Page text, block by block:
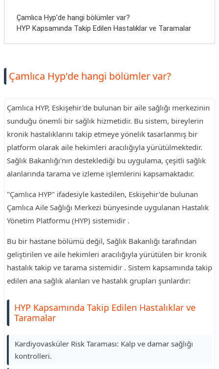
Çamlıca Hyp'de hangi bölümler var?
HYP Kapsamında Takip Edilen Hastalıklar ve Taramalar
Çamlıca Hyp'de hangi bölümler var?
Çamlıca HYP, Eskişehir'de bulunan bir aile sağlığı merkezinin
sunduğu önemli bir sağlık hizmetidir. Bu sistem, bireylerin
kronik hastalıklarını takip etmeye yönelik tasarlanmış bir
platform olarak aile hekimleri aracılığıyla yürütülmektedir.
Sağlık Bakanlığı'nın desteklediği bu uygulama, çeşitli sağlık
alanlarında tarama ve izleme işlemlerini kapsamaktadır.
"Çamlıca HYP" ifadesiyle kastedilen, Eskişehir’de bulunan
Çamlıca Aile Sağlığı Merkezi bünyesinde uygulanan Hastalık
Yönetim Platformu (HYP) sistemidir .
Bu bir hastane bölümü değil, Sağlık Bakanlığı tarafından
geliştirilen ve aile hekimleri aracılığıyla yürütülen bir kronik
hastalık takip ve tarama sistemidir . Sistem kapsamında takip
edilen ana sağlık alanları ve hastalık grupları şunlardır:
HYP Kapsamında Takip Edilen Hastalıklar ve
Taramalar
Kardiyovasküler Risk Taraması: Kalp ve damar sağlığı
kontrolleri.